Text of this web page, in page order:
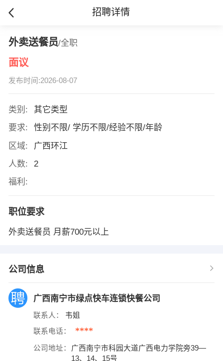
招聘详情
外卖送餐员/全职
面议
发布时间:2026-08-07
类别:
其它类型
要求:
性别不限/ 学历不限/经验不限/年龄
区域:
广西环江
人数:
2
福利:
职位要求
外卖送餐员 月薪700元以上
公司信息
广西南宁市绿点快车连锁快餐公司
联系人： 韦姐
联系电话： ****
公司地址：
广西南宁市科园大道广西电力学院旁39—
13、14、15号